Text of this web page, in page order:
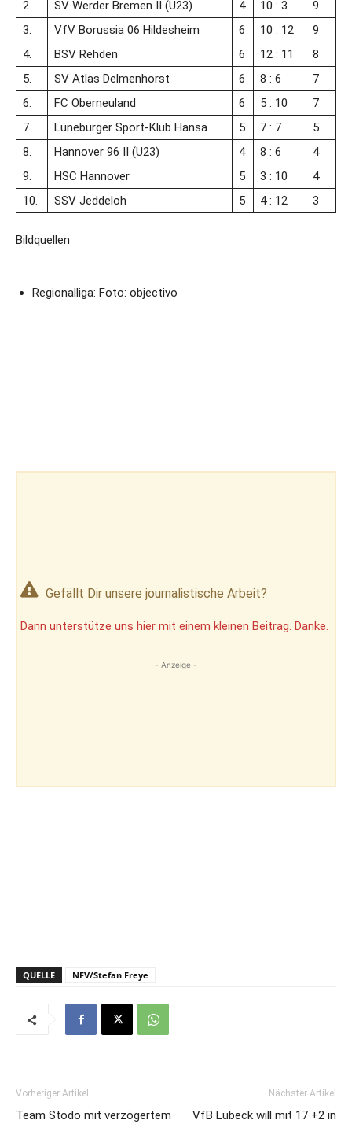
2. SV Werder Bremen II (U23) 4 10 : 3
9
3.
VfV Borussia 06 Hildesheim 6 10 : 12
9
4.
BSV Rehden 6 12 : 11
8
5.
SV Atlas Delmenhorst 6 8 : 6
7
6.
FC Oberneuland 6 5 : 10
7
7.
Lüneburger Sport-Klub Hansa 5 7 : 7
5
8.
Hannover 96 II (U23) 4 8 : 6
4
9.
HSC Hannover 5 3 : 10
4
10.
SSV Jeddeloh 5 4 : 12 3
Bildquellen
Regionalliga: Foto: objectivo
Gefällt Dir unsere journalistische Arbeit?
Dann unterstütze uns hier mit einem kleinen Beitrag. Danke.
- Anzeige -
QUELLE NFV/Stefan Freye
Vorheriger Artikel
Team Stodo mit verzögertem
Nächster Artikel
VfB Lübeck will mit 17 +2 in